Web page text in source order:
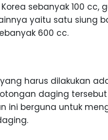
sebanyak 100 cc,
yaitu satu siung
600 cc.
harus dilakukan
daging
ini berguna untuk
MADIUN